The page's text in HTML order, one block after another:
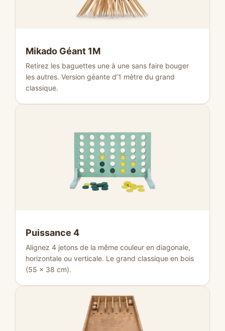
Mikado Géant 1M
Retirez les baguettes une à une sans faire bouger
les autres. Version géante d’1 mètre du grand
classique.
Puissance 4
Alignez 4 jetons de la même couleur en diagonale,
horizontale ou verticale. Le grand classique en bois
(55 × 38 cm).